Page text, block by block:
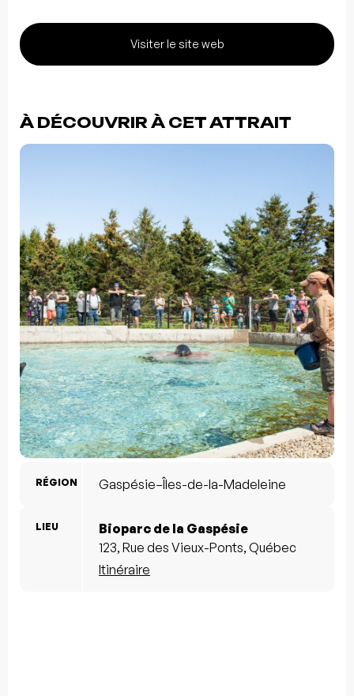
Visiter le site web
À DÉCOUVRIR À CET ATTRAIT
RÉGION Gaspésie–Îles-de-la-Madeleine
LIEU
Bioparc de la Gaspésie
123, Rue des Vieux-Ponts, Québec
Itinéraire